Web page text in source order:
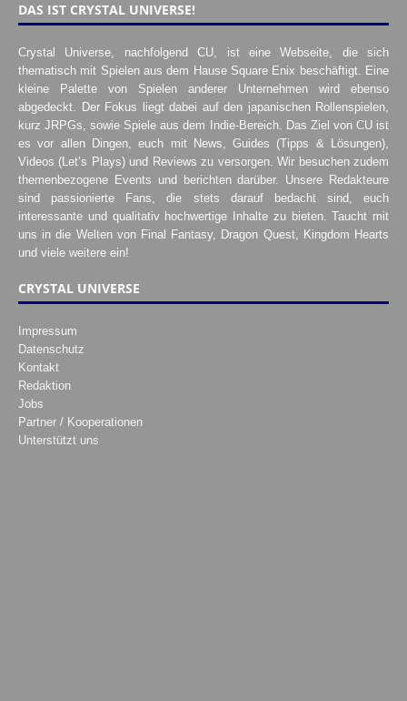
DAS IST CRYSTAL UNIVERSE!
Crystal Universe, nachfolgend CU, ist eine Webseite, die sich
thematisch mit Spielen aus dem Hause Square Enix beschäftigt. Eine
kleine Palette von Spielen anderer Unternehmen wird ebenso
abgedeckt. Der Fokus liegt dabei auf den japanischen Rollenspielen,
kurz JRPGs, sowie Spiele aus dem Indie-Bereich. Das Ziel von CU ist
es vor allen Dingen, euch mit News, Guides (Tipps & Lösungen),
Videos (Let’s Plays) und Reviews zu versorgen. Wir besuchen zudem
themenbezogene Events und berichten darüber. Unsere Redakteure
sind passionierte Fans, die stets darauf bedacht sind, euch
interessante und qualitativ hochwertige Inhalte zu bieten. Taucht mit
uns in die Welten von Final Fantasy, Dragon Quest, Kingdom Hearts
und viele weitere ein!
CRYSTAL UNIVERSE
Impressum
Datenschutz
Kontakt
Redaktion
Jobs
Partner / Kooperationen
Unterstützt uns